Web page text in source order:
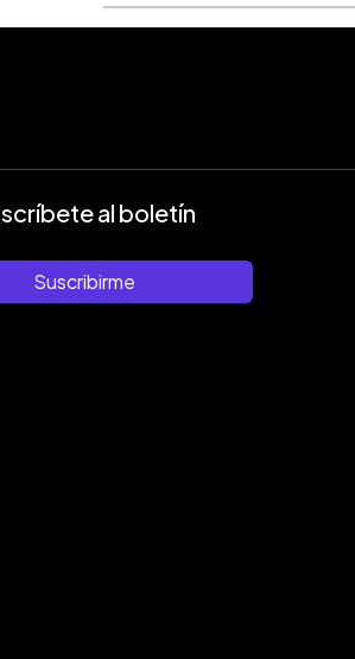
al boletín
Suscribirme